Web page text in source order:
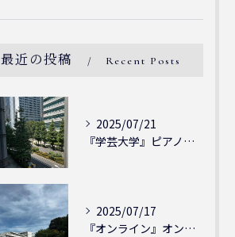
最近の投稿 Recent Posts
2025/07/21
『学芸大学』ピアノを弾ける喜び - シェリー・アーツ音楽教室...
2025/07/17
『オンライン』オンラインの会員様大募集中！シェリー・アーツ音...